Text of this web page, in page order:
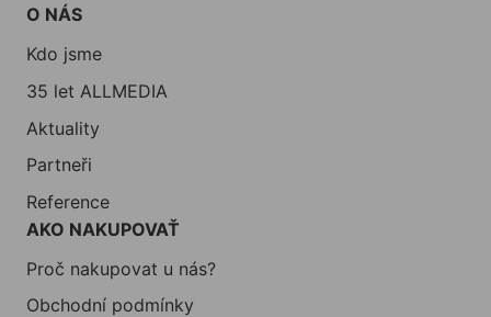
O NÁS
Kdo jsme
35 let ALLMEDIA
Aktuality
Partneři
Reference
AKO NAKUPOVAŤ
Proč nakupovat u nás?
Obchodní podmínky